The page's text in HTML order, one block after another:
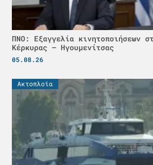
ΠΝΟ: Εξαγγελία κινητοποιήσεων
Κέρκυρας – Ηγουμενίτσας
05.08.26
Ακτοπλοϊα